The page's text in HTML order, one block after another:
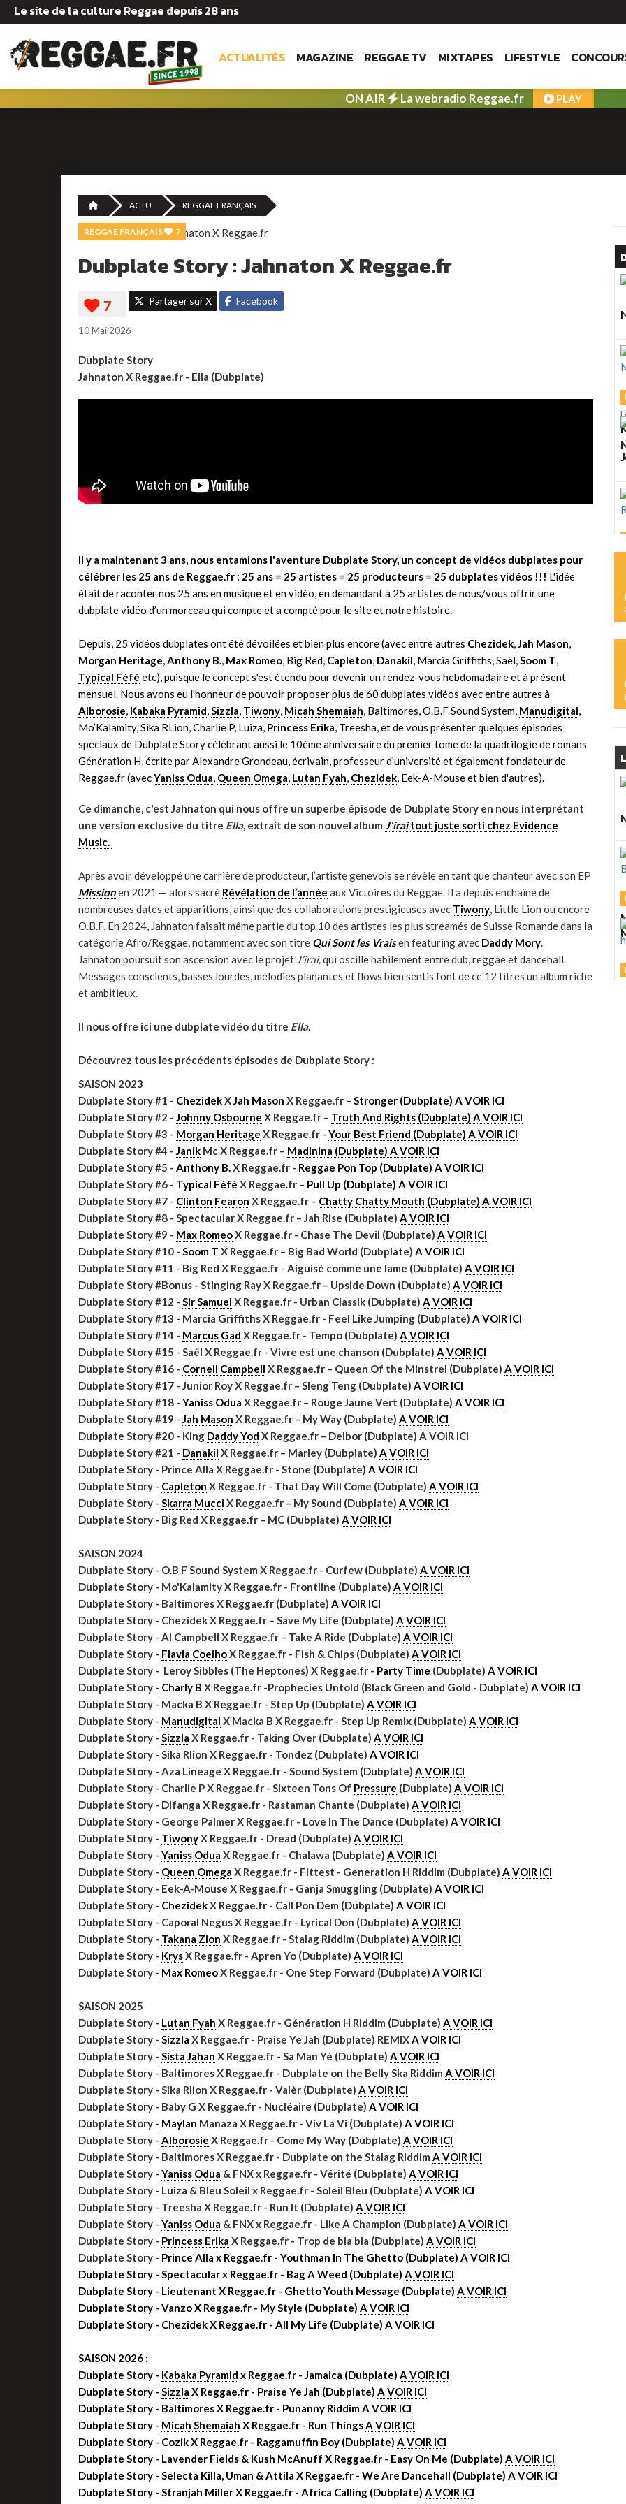
Le site de la culture Reggae depuis 28 ans
ACTUALITÉS MAGAZINE REGGAE TV MIXTAPES LIFESTYLE
ON AIR La webradio Reggae.fr PLAY
ACTU REGGAE FRANÇAIS
REGGAE FRANÇAIS 7
Dubplate Story : Jahnaton X Reggae.fr
Partager sur X Facebook
10 Mai 2026
Dubplate Story
Jahnaton X Reggae.fr - Ella (Dubplate)
Il y a maintenant 3 ans, nous entamions l'aventure Dubplate Story, un concept de vidéos dubplates pour
célébrer les 25 ans de Reggae.fr : 25 ans = 25 artistes = 25 producteurs = 25 dubplates vidéos !!! L'idée
était de raconter nos 25 ans en musique et en vidéo, en demandant à 25 artistes de nous/vous offrir une
dubplate vidéo d’un morceau qui compte et a compté pour le site et notre histoire.
Depuis, 25 vidéos dubplates ont été dévoilées et bien plus encore (avec entre autres Chezidek,Jah Mason,
Morgan Heritage,Anthony B., Max Romeo, Big Red, Capleton, Danakil, Marcia Griffiths, Saël,Soom T,
Typical Féfé etc), puisque le concept s'est étendu pour devenir un rendez-vous hebdomadaire et à présent
mensuel. Nous avons eu l'honneur de pouvoir proposer plus de 60 dubplates vidéos avec entre autres à
Alborosie, Kabaka Pyramid,Sizzla, Tiwony, Micah Shemaiah, Baltimores, O.B.F Sound System, Manudigital,
Mo’Kalamity, Sika RLion, Charlie P, Luiza, Princess Erika, Treesha, et de vous présenter quelques épisodes
spéciaux de Dubplate Story célébrant aussi le 10ème anniversaire du premier tome de la quadrilogie de romans
Génération H, écrite par Alexandre Grondeau, écrivain, professeur d'université et également fondateur de
Reggae.fr (avecYaniss Odua, Queen Omega, Lutan Fyah, Chezidek, Eek-A-Mouse et bien d'autres).
Ce dimanche, c'est Jahnaton qui nous offre un superbe épisode de Dubplate Story en nous interprétant
une version exclusive du titre Ella, extrait de son nouvel album J'iraitout juste sorti chez Evidence
Music.
Après avoir développé une carrière de producteur, l’artiste genevois se révèle en tant que chanteur avec son EP
Missionen 2021 — alors sacré Révélation de l’année aux Victoires du Reggae. Il a depuis enchaîné de
nombreuses dates et apparitions, ainsi que des collaborations prestigieuses avec Tiwony, Little Lion ou encore
O.B.F. En 2024, Jahnaton faisait même partie du top 10 des artistes les plus streamés de Suisse Romande dans la
catégorie Afro/Reggae, notamment avec son titre Qui Sont les Vraisen featuring avec Daddy Mory.
Jahnaton poursuit son ascension avec le projet J’irai,qui oscille habilement entre dub, reggae et dancehall.
Messages conscients, basses lourdes, mélodies planantes et flows bien sentis font de ce 12 titres un album riche
et ambitieux.
Il nous offre ici une dubplate vidéo du titre Ella.
Découvrez tous les précédents épisodes de Dubplate Story :
SAISON 2023
Dubplate Story #1 - ChezidekXJah Mason X Reggae.fr – Stronger (Dubplate) A VOIR ICI
Dubplate Story #2 - Johnny Osbourne X Reggae.fr – Truth And Rights (Dubplate) A VOIR ICI
Dubplate Story #3 - Morgan Heritage X Reggae.fr - Your Best Friend (Dubplate) A VOIR ICI
Dubplate Story #4 - Janik Mc X Reggae.fr – Madinina (Dubplate) A VOIR ICI
Dubplate Story #5 - Anthony B.X Reggae.fr - Reggae Pon Top (Dubplate) A VOIR ICI
Dubplate Story #6 - Typical Féfé X Reggae.fr – Pull Up (Dubplate) A VOIR ICI
Dubplate Story #7 - Clinton Fearon X Reggae.fr – Chatty Chatty Mouth (Dubplate) A VOIR ICI
Dubplate Story #8 - Spectacular X Reggae.fr – Jah Rise (Dubplate) A VOIR ICI
Dubplate Story #9 - Max RomeoX Reggae.fr - Chase The Devil (Dubplate) A VOIR ICI
Dubplate Story #10 - Soom T X Reggae.fr – Big Bad World (Dubplate) A VOIR ICI
Dubplate Story #11 - Big Red X Reggae.fr - Aiguisé comme une lame (Dubplate) A VOIR ICI
Dubplate Story #Bonus - Stinging Ray X Reggae.fr – Upside Down (Dubplate) A VOIR ICI
Dubplate Story #12 - Sir Samuel X Reggae.fr - Urban Classik (Dubplate) A VOIR ICI
Dubplate Story #13 - Marcia Griffiths X Reggae.fr - Feel Like Jumping (Dubplate) A VOIR ICI
Dubplate Story #14 - Marcus Gad X Reggae.fr - Tempo (Dubplate) A VOIR ICI
Dubplate Story #15 - Saël X Reggae.fr - Vivre est une chanson (Dubplate) A VOIR ICI
Dubplate Story #16 - Cornell Campbell X Reggae.fr – Queen Of the Minstrel (Dubplate) A VOIR ICI
Dubplate Story #17 - Junior Roy X Reggae.fr – Sleng Teng (Dubplate) A VOIR ICI
Dubplate Story #18 - Yaniss Odua X Reggae.fr – Rouge Jaune Vert (Dubplate) A VOIR ICI
Dubplate Story #19 - Jah Mason X Reggae.fr – My Way (Dubplate) A VOIR ICI
Dubplate Story #20 - King Daddy Yod X Reggae.fr – Delbor (Dubplate) A VOIR ICI
Dubplate Story #21 - Danakil X Reggae.fr – Marley (Dubplate) A VOIR ICI
Dubplate Story - Prince Alla X Reggae.fr - Stone (Dubplate) A VOIR ICI
Dubplate Story - Capleton X Reggae.fr - That Day Will Come (Dubplate) A VOIR ICI
Dubplate Story - Skarra MucciX Reggae.fr – My Sound (Dubplate) A VOIR ICI
Dubplate Story - Big Red X Reggae.fr – MC (Dubplate) A VOIR ICI
SAISON 2024
Dubplate Story - O.B.F Sound System X Reggae.fr - Curfew (Dubplate) A VOIR ICI
Dubplate Story - Mo'Kalamity X Reggae.fr - Frontline (Dubplate) A VOIR ICI
Dubplate Story - Baltimores X Reggae.fr (Dubplate) A VOIR ICI
Dubplate Story - Chezidek X Reggae.fr – Save My Life (Dubplate) A VOIR ICI
Dubplate Story - Al Campbell X Reggae.fr – Take A Ride (Dubplate) A VOIR ICI
Dubplate Story - Flavia CoelhoX Reggae.fr - Fish & Chips (Dubplate) A VOIR ICI
Dubplate Story - Leroy Sibbles (The Heptones) X Reggae.fr - Party Time (Dubplate) A VOIR ICI
Dubplate Story - Charly B X Reggae.fr -Prophecies Untold (Black Green and Gold - Dubplate) A VOIR ICI
Dubplate Story - Macka B X Reggae.fr - Step Up (Dubplate) A VOIR ICI
Dubplate Story - Manudigital X Macka B X Reggae.fr - Step Up Remix (Dubplate) A VOIR ICI
Dubplate Story - Sizzla X Reggae.fr - Taking Over (Dubplate) A VOIR ICI
Dubplate Story - Sika Rlion X Reggae.fr - Tondez (Dubplate) A VOIR ICI
Dubplate Story - Aza Lineage X Reggae.fr - Sound System (Dubplate) A VOIR ICI
Dubplate Story - Charlie P X Reggae.fr - Sixteen Tons Of Pressure (Dubplate) A VOIR ICI
Dubplate Story - Difanga X Reggae.fr - Rastaman Chante (Dubplate) A VOIR ICI
Dubplate Story - George Palmer X Reggae.fr - Love In The Dance (Dubplate) A VOIR ICI
Dubplate Story - TiwonyX Reggae.fr - Dread (Dubplate) A VOIR ICI
Dubplate Story - Yaniss Odua X Reggae.fr - Chalawa (Dubplate) A VOIR ICI
Dubplate Story - Queen Omega X Reggae.fr - Fittest - Generation H Riddim (Dubplate) A VOIR ICI
Dubplate Story - Eek-A-Mouse X Reggae.fr - Ganja Smuggling (Dubplate) A VOIR ICI
Dubplate Story - ChezidekX Reggae.fr - Call Pon Dem (Dubplate) A VOIR ICI
Dubplate Story - Caporal Negus X Reggae.fr - Lyrical Don (Dubplate) A VOIR ICI
Dubplate Story - Takana Zion X Reggae.fr - Stalag Riddim (Dubplate) A VOIR ICI
Dubplate Story - KrysX Reggae.fr - Apren Yo (Dubplate) A VOIR ICI
Dubplate Story - Max RomeoX Reggae.fr - One Step Forward (Dubplate) A VOIR ICI
SAISON 2025
Dubplate Story - Lutan Fyah X Reggae.fr - Génération H Riddim (Dubplate) A VOIR ICI
Dubplate Story - Sizzla X Reggae.fr - Praise Ye Jah (Dubplate) REMIXA VOIR ICI
Dubplate Story - Sista Jahan X Reggae.fr - Sa Man Yé (Dubplate) A VOIR ICI
Dubplate Story - Baltimores X Reggae.fr - Dubplate on the Belly Ska Riddim A VOIR ICI
Dubplate Story - Sika Rlion X Reggae.fr - Valèr (Dubplate) A VOIR ICI
Dubplate Story - Baby G X Reggae.fr - Nucléaire (Dubplate) A VOIR ICI
Dubplate Story - Maylan Manaza X Reggae.fr - Viv La Vi (Dubplate) A VOIR ICI
Dubplate Story - Alborosie X Reggae.fr - Come My Way (Dubplate) A VOIR ICI
Dubplate Story - Baltimores X Reggae.fr - Dubplate on the Stalag Riddim A VOIR ICI
Dubplate Story - Yaniss Odua & FNX x Reggae.fr - Vérité (Dubplate) A VOIR ICI
Dubplate Story - Luiza & Bleu Soleil x Reggae.fr - Soleil Bleu (Dubplate) A VOIR ICI
Dubplate Story - Treesha X Reggae.fr - Run It (Dubplate) A VOIR ICI
Dubplate Story - Yaniss Odua & FNX x Reggae.fr - Like A Champion (Dubplate) A VOIR ICI
Dubplate Story - Princess Erika X Reggae.fr - Trop de bla bla (Dubplate) A VOIR ICI
Dubplate Story - Prince Alla x Reggae.fr - Youthman In The Ghetto (Dubplate) A VOIR ICI
Dubplate Story - Spectacular x Reggae.fr - Bag A Weed (Dubplate) A VOIR ICI
Dubplate Story - Lieutenant X Reggae.fr - Ghetto Youth Message (Dubplate) A VOIR ICI
Dubplate Story - Vanzo X Reggae.fr - My Style (Dubplate) A VOIR ICI
Dubplate Story - ChezidekX Reggae.fr - All My Life (Dubplate) A VOIR ICI
SAISON 2026 :
Dubplate Story - Kabaka Pyramid x Reggae.fr - Jamaica (Dubplate) A VOIR ICI
Dubplate Story - Sizzla X Reggae.fr - Praise Ye Jah (Dubplate) A VOIR ICI
Dubplate Story - Baltimores X Reggae.fr - Punanny RiddimA VOIR ICI
Dubplate Story - Micah Shemaiah X Reggae.fr - Run ThingsA VOIR ICI
Dubplate Story - Cozik X Reggae.fr - Raggamuffin Boy (Dubplate) A VOIR ICI
Dubplate Story - Lavender Fields & Kush McAnuff X Reggae.fr - Easy On Me (Dubplate) A VOIR ICI
Dubplate Story - Selecta Killa, Uman & Attila X Reggae.fr - We Are Dancehall (Dubplate) A VOIR ICI
Dubplate Story - Stranjah Miller X Reggae.fr - Africa Calling (Dubplate) A VOIR ICI